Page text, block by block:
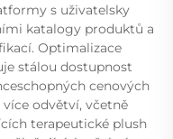
s uživatelsky
katalogy produktů a
Optimalizace
stálou dostupnost
cenových
odvětví, včetně
terapeutické plush